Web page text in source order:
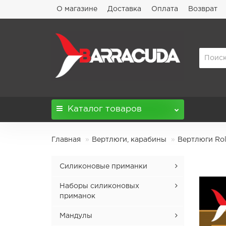
О магазине Доставка Оплата Возврат
Каталог товаров
Главная Вертлюги, карабины Вертлюги
Силиконовые приманки
Admiral
Наборы силиконовых
приманок
Наборы Comissar 4.5'' микс
Мандулы